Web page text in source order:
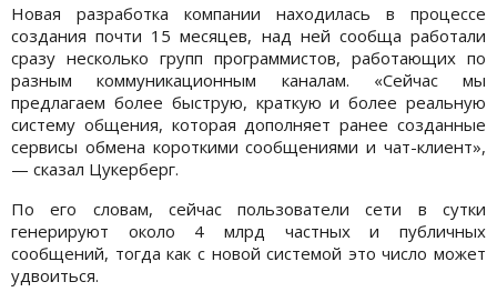
Новая разработка компании находилась в процессе
создания почти 15 месяцев, над ней сообща работали
сразу несколько групп программистов, работающих по
разным коммуникационным каналам. «Сейчас мы
предлагаем более быструю, краткую и более реальную
систему общения, которая дополняет ранее созданные
сервисы обмена короткими сообщениями и чат-клиент»,
— сказал Цукерберг.
По его словам, сейчас пользователи сети в сутки
генерируют около 4 млрд частных и публичных
сообщений, тогда как с новой системой это число может
удвоиться.